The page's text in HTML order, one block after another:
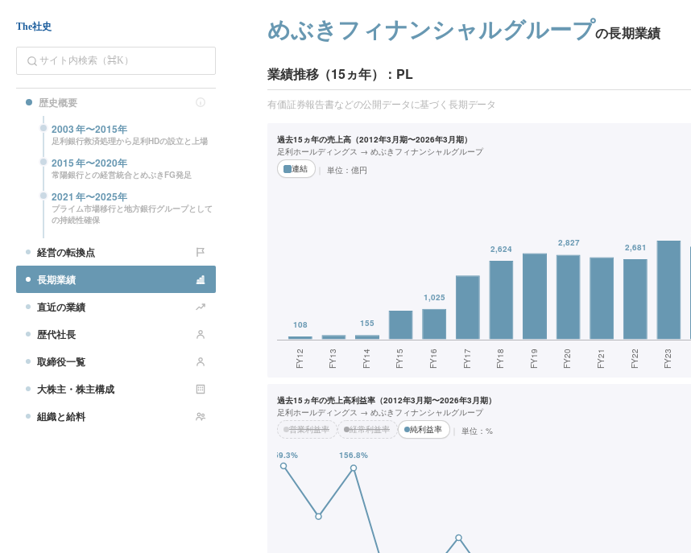
The社史
歴史概要
2003年〜2015年
足利銀行救済処理から足利HDの設立と上場
2015年〜2020年
常陽銀行との経営統合とめぶきFG発足
2021 年〜2025年
プライム市場移行と地方銀行グループとして
の持続性確保
経営の転換点
長期業績
直近の業績
歴代社長
取締役一覧
大株主・株主構成
組織と給料
めぶきフィナンシャルグループの長期業績
業績推移（15ヵ年）：PL
有価証券報告書などの公開データに基づく長期データ
過去15ヵ年の売上高（2012年3月期〜2026年3月期）
足利ホールディングス → めぶきフィナンシャルグループ
連結
単位： 億円
過去15ヵ年の売上高利益率（2012年3月期〜2026年3月期）
足利ホールディングス → めぶきフィナンシャルグループ
営業利益率
経常利益率 純利益率 単位：%